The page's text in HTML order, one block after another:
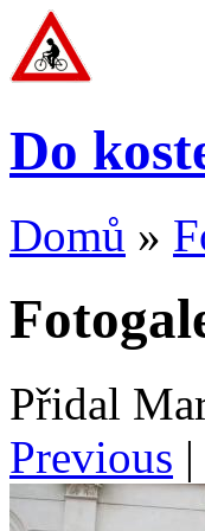
Do
Domů »
Přidal
Previous